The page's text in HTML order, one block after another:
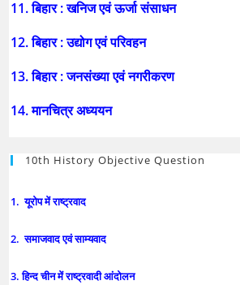
11. बिहार : खनिज एवं ऊर्जा संसाधन
12. बिहार : उद्योग एवं परिवहन
13. बिहार : जनसंख्या एवं नगरीकरण
14. मानचित्र अध्ययन
10th History Objective Question
1. यूरोप में राष्ट्रवाद
2. समाजवाद एवं साम्यवाद
3. हिन्द चीन में राष्ट्रवादी आंदोलन